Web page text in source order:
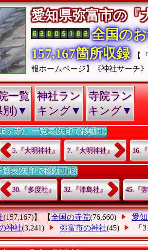
愛知県弥富市の
全国の
157,167箇所収録
【
報ホームページ】《神社サーチ
一覧
別)▼
神社ラン
キング▼
寺院ラン
キング▼
ヶ寺)」一覧表(矢印で移動可)
5.『大明神社』 7.『大明神社』 16.
表(矢印で移動可能)
30.『多度社』 32.『津島社』 45.『
(157,167)】 【全国の寺院(76,660)
愛
神社(3,241) 弥富市の神社(45) 「